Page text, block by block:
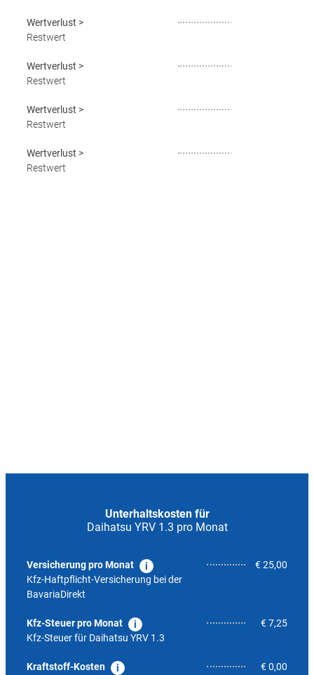
Wertverlust >
Restwert
Wertverlust >
Restwert
Wertverlust >
Restwert
Wertverlust >
Restwert
Unterhaltskosten für
Daihatsu YRV 1.3 pro Monat
Versicherung pro Monat
Kfz-Haftpflicht-Versicherung bei der
BavariaDirekt
€ 25,00
Kfz-Steuer pro Monat
Kfz-Steuer für Daihatsu YRV 1.3
€ 7,25
Kraftstoff-Kosten
€ 0,00